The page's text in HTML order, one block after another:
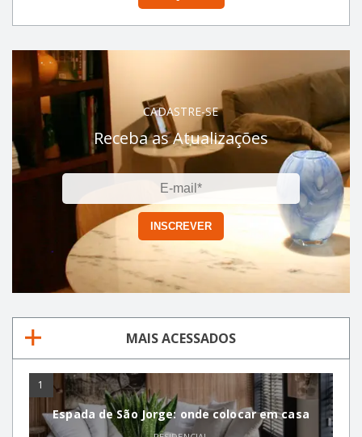
CADASTRE-SE
Receba as Atualizações
MAIS ACESSADOS
1
Espada de São Jorge: onde colocar em casa